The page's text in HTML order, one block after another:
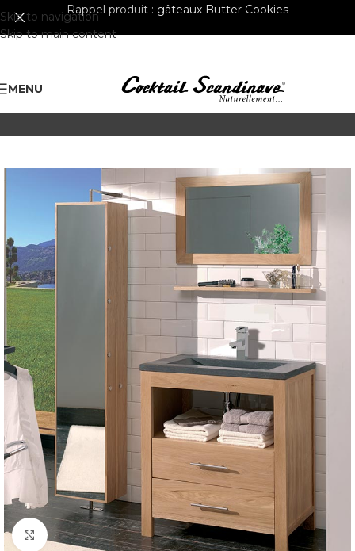
Skip to navigation
Skip to main content
Rappel produit : gâteaux Butter Cookies
MENU
Cliquer pour agrandir